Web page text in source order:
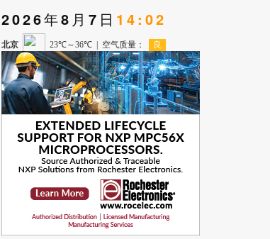
2026年8月7日 14:02